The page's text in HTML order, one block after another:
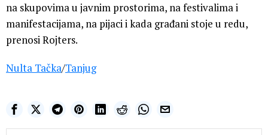
na skupovima u javnim prostorima, na festivalima i
manifestacijama, na pijaci i kada građani stoje u redu,
prenosi Rojters.
Nulta Tačka/Tanjug